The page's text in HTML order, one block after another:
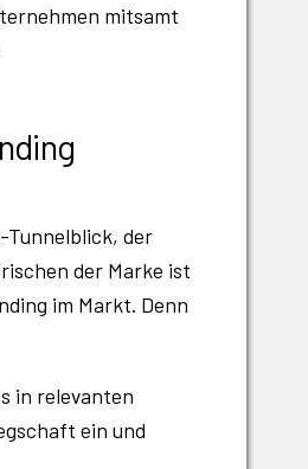
mitsamt
Tunnelblick, der
der Marke ist
im Markt. Denn
in relevanten
ein und